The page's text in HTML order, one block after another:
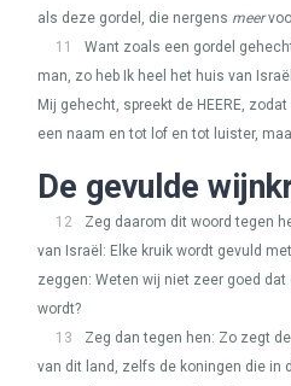
als deze gordel, die nergens meer
11
Want zoals een gordel
man, zo heb Ik heel het huis van
Mij gehecht, spreekt de HEERE,
een naam en tot lof en tot luister,
De gevulde
12 Zeg daarom dit woord tegen
van Israël: Elke kruik wordt gevuld
zeggen: Weten wij niet zeer goed
wordt?
13
Zeg dan tegen hen: Zo zegt de
van dit land, zelfs de koningen die in